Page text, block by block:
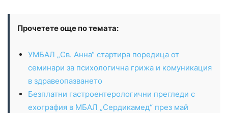
Прочетете още по темата:
УМБАЛ „Св. Анна“ стартира поредица от
семинари за психологична грижа и комуникация
в здравеопазването
Безплатни гастроентерологични прегледи с
ехография в МБАЛ „Сердикамед“ през май